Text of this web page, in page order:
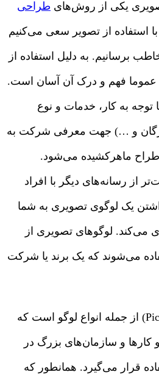
یکی از روش‌های طراحی
است. در این روش با استفاده از تصویر سعی می‌‎کنیم
برسانیم. به دلیل استفاده از
عموما فهم و درک آن آسان است.
به کار، خدمات و نوع
و …) جهت معرفی شرکت به
طراح ماهرکشیده می‌شود.
از رسانه‌های دیگر با افراد
یک لوگوی تصویری به شما
لوگوهای تصویری از
می‌شوند که یک برند یا شرکت
لوگو تصویری (Picture Logo) از جمله انواع لوگو است که
و سازمان‌های بزرگ در
قرار می‌گیرد. همانطور که